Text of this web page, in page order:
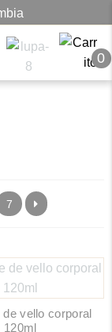
0
7
vello corporal
120ml